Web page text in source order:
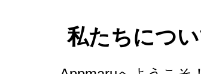
私たちにつ